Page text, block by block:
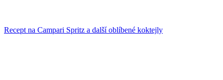
Recept na Campari Spritz a další oblíbené koktejly